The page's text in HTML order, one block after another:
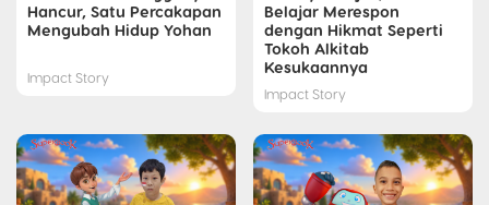
Hancur, Satu Percakapan
Mengubah Hidup Yohan
Impact Story
Belajar Merespon
dengan Hikmat Seperti
Tokoh Alkitab
Kesukaannya
Impact Story